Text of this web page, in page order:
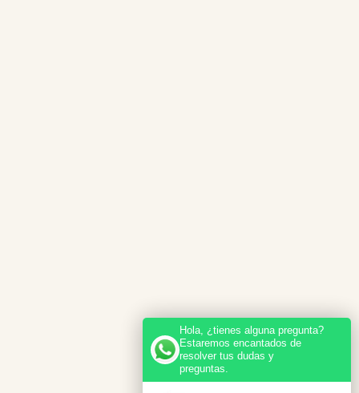
Hola, ¿tienes alguna pregunta?
Estaremos encantados de
resolver tus dudas y
preguntas.